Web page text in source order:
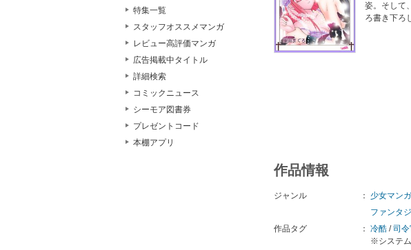
特集一覧
スタッフオススメマンガ
レビュー高評価マンガ
広告掲載中タイトル
詳細検索
コミックニュース
シーモア図書券
プレゼントコード
本棚アプリ
姿。そして
ろ書き下ろ
作品情報
ジャンル ：
少女マンガ
ファンタ
作品タグ
： 冷酷 /司令
※システ